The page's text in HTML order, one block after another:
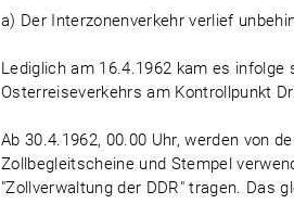
a) Der Interzonenverkehr verlief
Lediglich am 16.4.1962 kam es
Osterreiseverkehrs am Kontrollpunkt
Ab 30.4.1962, 00.00 Uhr, werden von
Zollbegleitscheine und Stempel
"Zollverwaltung der DDR" tragen. Das